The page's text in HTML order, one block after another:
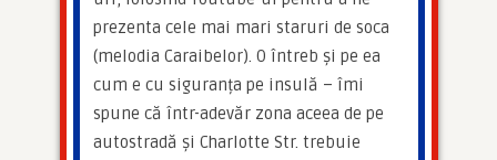
prezenta cele mai mari staruri de soca
(melodia Caraibelor). O întreb și pe ea
cum e cu siguranța pe insulă – îmi
spune că într-adevăr zona aceea de pe
autostradă și Charlotte Str. trebuie